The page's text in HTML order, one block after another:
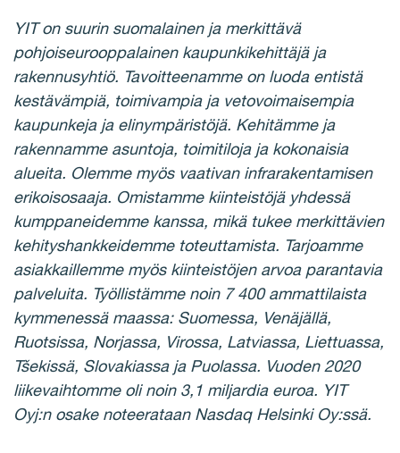
YIT on suurin suomalainen ja merkittävä
pohjoiseurooppalainen kaupunkikehittäjä ja
rakennusyhtiö. Tavoitteenamme on luoda entistä
kestävämpiä, toimivampia ja vetovoimaisempia
kaupunkeja ja elinympäristöjä. Kehitämme ja
rakennamme asuntoja, toimitiloja ja kokonaisia
alueita. Olemme myös vaativan infrarakentamisen
erikoisosaaja. Omistamme kiinteistöjä yhdessä
kumppaneidemme kanssa, mikä tukee merkittävien
kehityshankkeidemme toteuttamista. Tarjoamme
asiakkaillemme myös kiinteistöjen arvoa parantavia
palveluita. Työllistämme noin 7 400 ammattilaista
kymmenessä maassa: Suomessa, Venäjällä,
Ruotsissa, Norjassa, Virossa, Latviassa, Liettuassa,
Tšekissä, Slovakiassa ja Puolassa. Vuoden 2020
liikevaihtomme oli noin 3,1 miljardia euroa. YIT
Oyj:n osake noteerataan Nasdaq Helsinki Oy:ssä.